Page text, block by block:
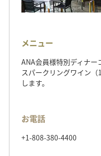
メニュー
ANA会員様特別ディナー
スパークリングワイン
します。
お電話
+1-808-380-4400